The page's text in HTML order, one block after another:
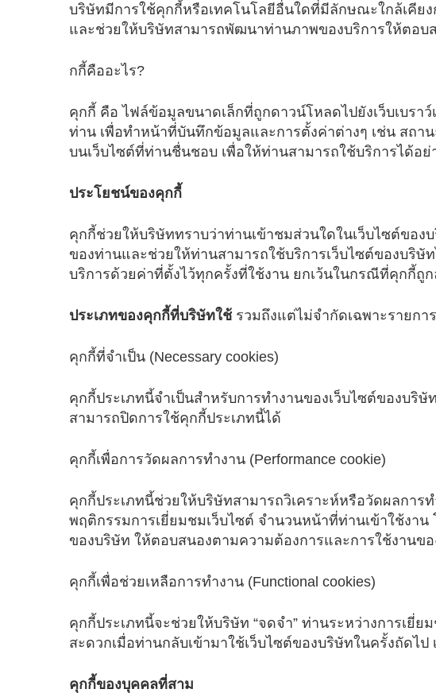
บริษัทมีการใช้คุกกี้หรือเทคโนโลยีอื่นใดที่มีลักษณะใกล้เคีย
และช่วยให้บริษัทสามารถพัฒนาท่านภาพของบริการให้ตอบ
กกี้คืออะไร?
คุกกี้ คือ ไฟล์ข้อมูลขนาดเล็กที่ถูกดาวน์โหลดไปยังเว็บเบร
ท่าน เพื่อทำหน้าที่บันทึกข้อมูลและการตั้งค่าต่างๆ เช่น สถา
บนเว็บไซต์ที่ท่านชื่นชอบ เพื่อให้ท่านสามารถใช้บริการได้อย่า
ประโยชน์ของคุกกี้
คุกกี้ช่วยให้บริษัททราบว่าท่านเข้าชมส่วนใดในเว็บไซต์ขอ
ของท่านและช่วยให้ท่านสามารถใช้บริการเว็บไซต์ของบริ
บริการด้วยค่าที่ตั้งไว้ทุกครั้งที่ใช้งาน ยกเว้นในกรณีที่คุกกี้ถู
ประเภทของคุกกี้ที่บริษัทใช้รวมถึงแต่ไม่จำกัดเฉพาะรายกา
คุกกี้ที่จำเป็น (Necessary cookies)
คุกกี้ประเภทนี้จำเป็นสำหรับการทำงานของเว็บไซต์ของบริ
สามารถปิดการใช้คุกกี้ประเภทนี้ได้
คุกกี้เพื่อการวัดผลการทำงาน (Performance cookie)
คุกกี้ประเภทนี้ช่วยให้บริษัทสามารถวิเคราะห์หรือวัดผลการ
พฤติกรรมการเยี่ยมชมเว็บไซต์ จำนวนหน้าที่ท่านเข้าใช้งา
ของบริษัท ให้ตอบสนองตามความต้องการและการใช้งานข
คุกกี้เพื่อช่วยเหลือการทำงาน (Functional cookies)
คุกกี้ประเภทนี้จะช่วยให้บริษัท “จดจำ” ท่านระหว่างการเยี่
สะดวกเมื่อท่านกลับเข้ามาใช้เว็บไซต์ของบริษัทในครั้งถัด
คุกกี้ของบุคคลที่สาม